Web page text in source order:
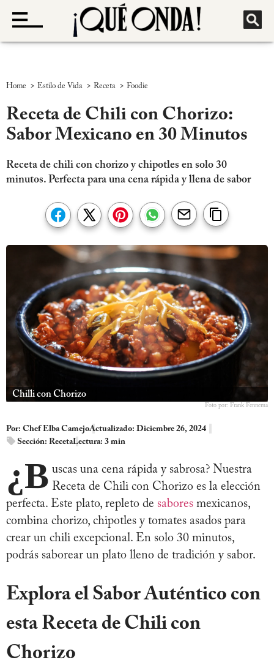
Home > Estilo de Vida > Receta > Foodie
Receta de Chili con Chorizo:
Sabor Mexicano en 30 Minutos
Receta de chili con chorizo y chipotles en solo 30
minutos. Perfecta para una cena rápida y llena de sabor
Chilli con Chorizo
Foto por: Frank Fennema
Por: Chef Elba CamejoActualizado: Diciembre 26, 2024
Sección: RecetaLectura: 3 min
¿B uscas una cena rápida y sabrosa? Nuestra
Receta de Chili con Chorizo es la elección
perfecta. Este plato, repleto de sabores mexicanos,
combina chorizo, chipotles y tomates asados para
crear un chili excepcional. En solo 30 minutos,
podrás saborear un plato lleno de tradición y sabor.
Explora el Sabor Auténtico con
esta Receta de Chili con
Chorizo